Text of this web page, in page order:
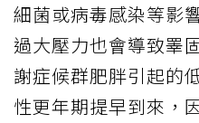
細菌或病毒感染等影
過大壓力也會導致睪
謝症候群肥胖引起的
性更年期提早到來，